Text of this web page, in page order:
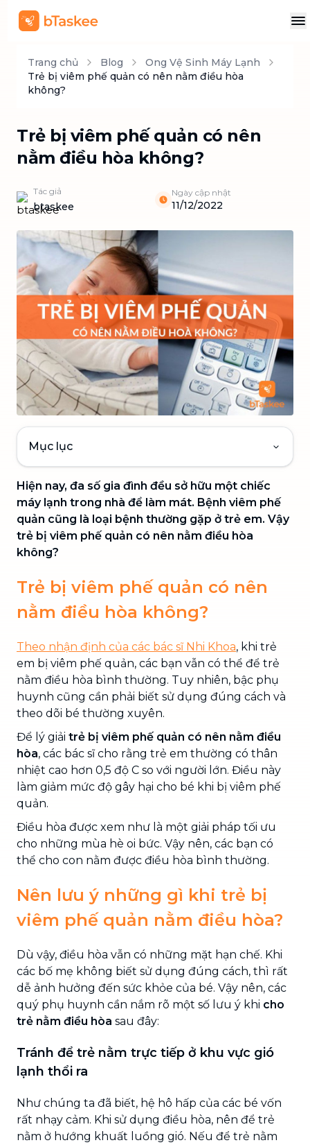
Trang chủ Blog
Ong Vệ Sinh Máy Lạnh
Trẻ bị viêm phế quản có nên nằm điều hòa
không?
Trẻ bị viêm phế quản có nên
nằm điều hòa không?
Tác giả
btaskee
Ngày cập nhật
11/12/2022
Mục lục
Hiện nay, đa số gia đình đều sở hữu một chiếc
máy lạnh trong nhà để làm mát. Bệnh viêm phế
quản cũng là loại bệnh thường gặp ở trẻ em. Vậy
trẻ bị viêm phế quản có nên nằm điều hòa
không?
Trẻ bị viêm phế quản có nên
nằm điều hòa không?
Theo nhận định của các bác sĩ Nhi Khoa, khi trẻ
em bị viêm phế quản, các bạn vẫn có thể để trẻ
nằm điều hòa bình thường. Tuy nhiên, bậc phụ
huynh cũng cần phải biết sử dụng đúng cách và
theo dõi bé thường xuyên.
Để lý giải trẻ bị viêm phế quản có nên nằm điều
hòa, các bác sĩ cho rằng trẻ em thường có thân
nhiệt cao hơn 0,5 độ C so với người lớn. Điều này
làm giảm mức độ gây hại cho bé khi bị viêm phế
quản.
Điều hòa được xem như là một giải pháp tối ưu
cho những mùa hè oi bức. Vậy nên, các bạn có
thể cho con nằm được điều hòa bình thường.
Nên lưu ý những gì khi trẻ bị
viêm phế quản nằm điều hòa?
Dù vậy, điều hòa vẫn có những mặt hạn chế. Khi
các bố mẹ không biết sử dụng đúng cách, thì rất
dễ ảnh hưởng đến sức khỏe của bé. Vậy nên, các
quý phụ huynh cần nắm rõ một số lưu ý khi cho
trẻ nằm điều hòa sau đây:
Tránh để trẻ nằm trực tiếp ở khu vực gió
lạnh thổi ra
Như chúng ta đã biết, hệ hô hấp của các bé vốn
rất nhạy cảm. Khi sử dụng điều hòa, nên để trẻ
nằm ở hướng khuất luồng gió. Nếu để trẻ nằm